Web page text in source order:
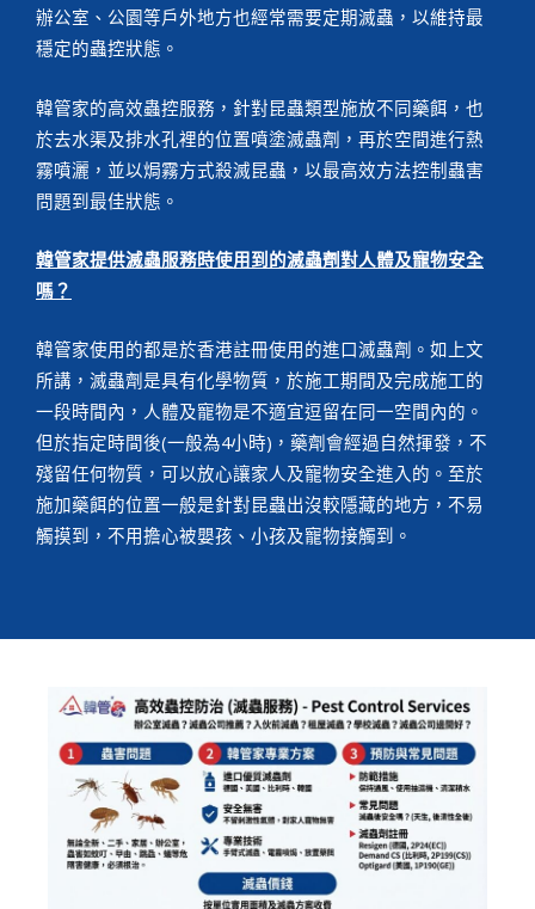
辦公室、公園等戶外地方也經常需要定期滅蟲，以維持最
穩定的蟲控狀態。
韓管家的高效蟲控服務，針對昆蟲類型施放不同藥餌，也
於去水渠及排水孔裡的位置噴塗滅蟲劑，再於空間進行熱
霧噴灑，並以焗霧方式殺滅昆蟲，以最高效方法控制蟲害
問題到最佳狀態。
韓管家提供滅蟲服務時使用到的滅蟲劑對人體及寵物安全
嗎？
韓管家使用的都是於香港註冊使用的進口滅蟲劑。如上文
所講，滅蟲劑是具有化學物質，於施工期間及完成施工的
一段時間內，人體及寵物是不適宜逗留在同一空間內的。
但於指定時間後(一般為4小時)，藥劑會經過自然揮發，不
殘留任何物質，可以放心讓家人及寵物安全進入的。至於
施加藥餌的位置一般是針對昆蟲出沒較隱藏的地方，不易
觸摸到，不用擔心被嬰孩、小孩及寵物接觸到。